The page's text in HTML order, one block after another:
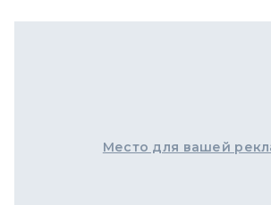
Место для вашей